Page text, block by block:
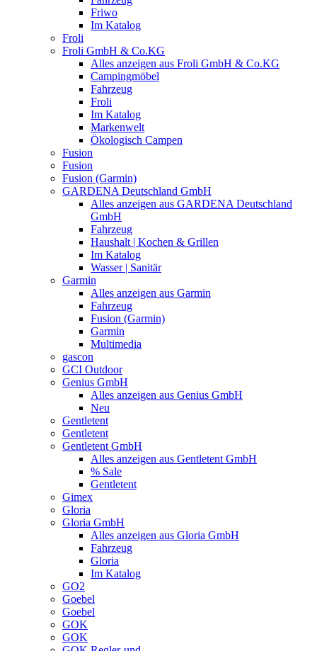
Friwo
Im Katalog
Froli
Froli GmbH & Co.KG
Alles anzeigen aus Froli GmbH & Co.KG
Campingmöbel
Fahrzeug
Froli
Im Katalog
Markenwelt
Ökologisch Campen
Fusion
Fusion
Fusion (Garmin)
GARDENA Deutschland GmbH
Alles anzeigen aus GARDENA Deutschland
GmbH
Fahrzeug
Haushalt | Kochen & Grillen
Im Katalog
Wasser | Sanitär
Garmin
Alles anzeigen aus Garmin
Fahrzeug
Fusion (Garmin)
Garmin
Multimedia
gascon
GCI Outdoor
Genius GmbH
Alles anzeigen aus Genius GmbH
Neu
Gentletent
Gentletent
Gentletent GmbH
Alles anzeigen aus Gentletent GmbH
% Sale
Gentletent
Gimex
Gloria
Gloria GmbH
Alles anzeigen aus Gloria GmbH
Fahrzeug
Gloria
Im Katalog
GO2
Goebel
Goebel
GOK
GOK